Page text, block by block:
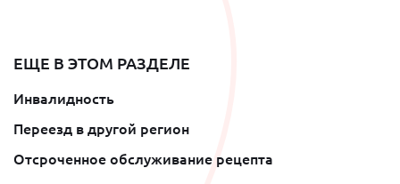
ЕЩЕ В ЭТОМ РАЗДЕЛЕ
Инвалидность
Переезд в другой регион
Отсроченное обслуживание рецепта